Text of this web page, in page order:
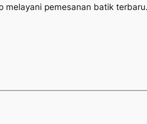
melayani pemesanan batik terbaru.